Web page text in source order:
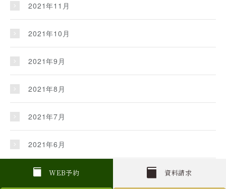
W EB予約 資料請求
2021年11月
2021年10月
2021年9月
2021年8月
2021年7月
2021年6月
2021年5月